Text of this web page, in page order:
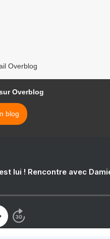
Overblog
Overblog
blog
lui ! Rencontre avec